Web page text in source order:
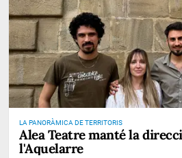
LA PANORÀMICA DE TERRITORIS
Alea Teatre manté la
l'Aquelarre